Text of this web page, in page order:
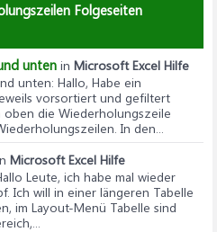
Folgeseiten
unten in Microsoft Excel Hilfe
unten: Hallo, Habe ein
vorsortiert und gefiltert
die Wiederholungszeile
In den...
Microsoft Excel Hilfe
Leute, ich habe mal wieder
Ich will in einer längeren Tabelle
im Layout-Menü Tabelle sind